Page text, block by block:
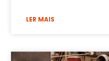
LER MAIS